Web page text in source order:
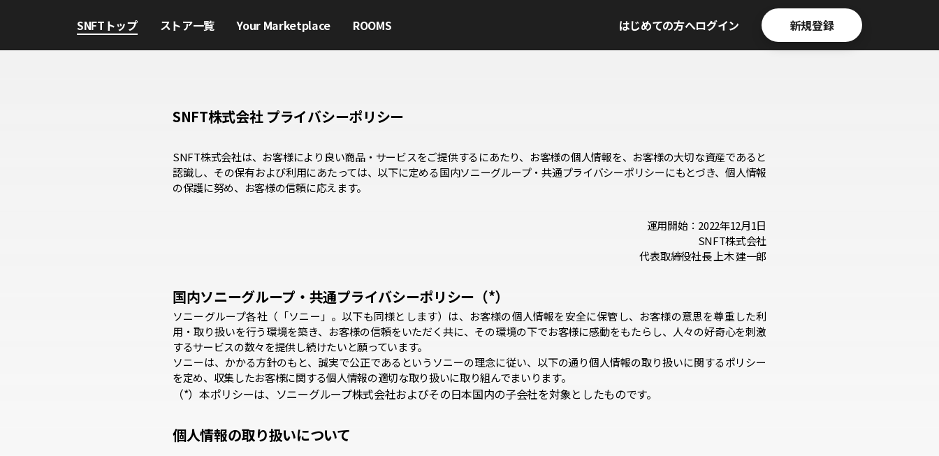
SNFTトップ ストア一覧 Your Marketplace ROOMS はじめての方へログイン 新規登録
SNFT株式会社 プライバシーポリシー
SNFT株式会社は、お客様により良い商品・サービスをご提供するにあたり、お客様の個人情報を、お客様の大切な資産であると
認識し、その保有および利用にあたっては、以下に定める国内ソニーグループ・共通プライバシーポリシーにもとづき、個人情報
の保護に努め、お客様の信頼に応えます。
運用開始：2022年12月1日
SNFT株式会社
代表取締役社長 上木 建一郎
国内ソニーグループ・共通プライバシーポリシー（*）
ソニーグループ各社（「ソニー」。以下も同様とします）は、お客様の個人情報を安全に保管し、お客様の意思を尊重した利
用・取り扱いを行う環境を築き、お客様の信頼をいただく共に、その環境の下でお客様に感動をもたらし、人々の好奇心を刺激
するサービスの数々を提供し続けたいと願っています。
ソニーは、かかる方針のもと、誠実で公正であるというソニーの理念に従い、以下の通り個人情報の取り扱いに関するポリシー
を定め、収集したお客様に関する個人情報の適切な取り扱いに取り組んでまいります。
（*）本ポリシーは、ソニーグループ株式会社およびその日本国内の子会社を対象としたものです。
個人情報の取り扱いについて